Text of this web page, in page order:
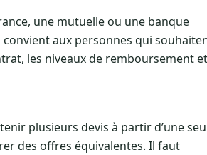
une mutuelle ou une banque
aux personnes qui
les niveaux de remboursement et
plusieurs devis à partir d’une
des offres équivalentes. Il faut